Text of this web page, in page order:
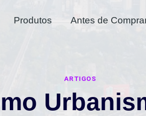
Produtos Antes de
ARTIGOS